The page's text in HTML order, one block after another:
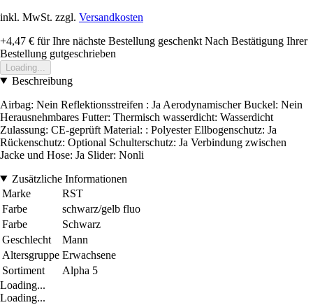
inkl. MwSt. zzgl. Versandkosten
+4,47 € für Ihre nächste Bestellung geschenkt Nach Bestätigung Ihrer
Bestellung gutgeschrieben
Loading...
Beschreibung
Airbag: Nein Reflektionsstreifen : Ja Aerodynamischer Buckel: Nein
Herausnehmbares Futter: Thermisch wasserdicht: Wasserdicht
Zulassung: CE-geprüft Material: : Polyester Ellbogenschutz: Ja
Rückenschutz: Optional Schulterschutz: Ja Verbindung zwischen
Jacke und Hose: Ja Slider: Nonli
Zusätzliche Informationen
Marke
RST
Farbe
schwarz/gelb fluo
Farbe
Schwarz
Geschlecht
Mann
Altersgruppe Erwachsene
Sortiment
Alpha 5
Loading...
Loading...